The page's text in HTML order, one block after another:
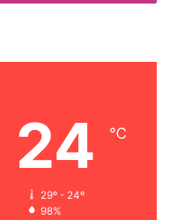
24 ℃
29º - 24º
98%